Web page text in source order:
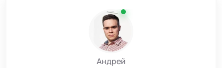
Андрей